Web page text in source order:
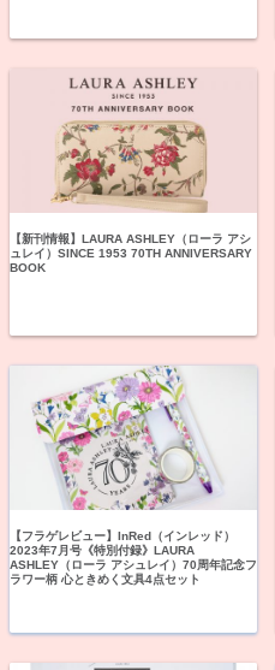
【新刊情報】LAURA ASHLEY（ローラ アシ
ュレイ）SINCE 1953 70TH ANNIVERSARY
BOOK
【フラゲレビュー】InRed（インレッド）
2023年7月号《特別付録》LAURA
ASHLEY（ローラ アシュレイ）70周年記念フ
ラワー柄 心ときめく文具4点セット